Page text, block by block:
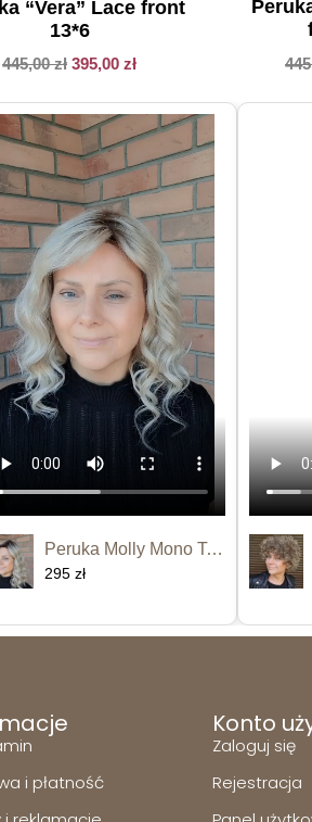
“Vera” Lace front
13*6
445,00zł 395,00 zł
Peruka Molly Mono Top
295 zł
i płatność
Konto
Zaloguj się
Rejestracja